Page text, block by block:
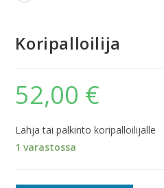
Koripalloilija
52,00 €
Lahja tai palkinto koripalloilijalle
1 varastossa